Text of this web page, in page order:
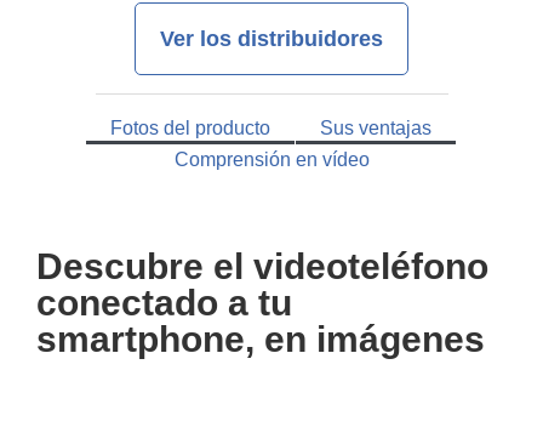
Ver los distribuidores
Fotos del producto
Sus ventajas
Comprensión en vídeo
Descubre el videoteléfono
conectado a tu
smartphone, en imágenes